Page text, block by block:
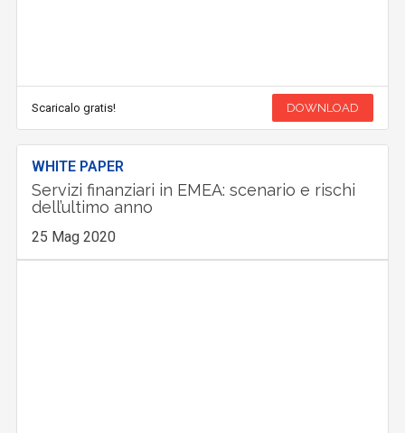
Scaricalo gratis! DOWNLOAD
WHITE PAPER
Servizi finanziari in EMEA: scenario e rischi
dell’ultimo anno
25 Mag 2020